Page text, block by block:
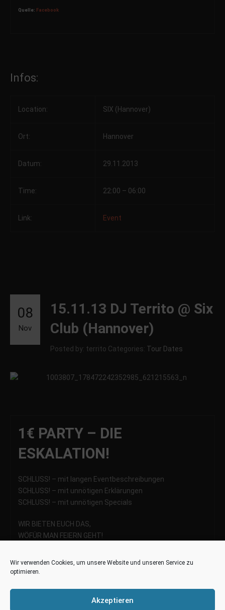
Wir verwenden Cookies, um unsere Website und unseren Service zu
optimieren.
Akzeptieren
Quelle: Facebook
Infos:
Location: SIX (Hannover)
Ort: Hannover
Datum: 29.11.2013
Time: 22:00 – 06:00
Link: Event
15.11.13 DJ Territo @ Six
Club (Hannover)
Posted by: territo Categories: Tour Dates
08
Nov
1€ PARTY – DIE
ESKALATION!
SCHLUSS! – mit langen Eventbeschreibungen
SCHLUSS! – mit unnötigen Erklärungen
SCHLUSS! – mit unnötigen Specials
WIR BIETEN EUCH DAS,
WÖFÜR MAN FEIERN GEHT!
Facebook Zusage an der
Kasse und zahle 1€ Eintritt!